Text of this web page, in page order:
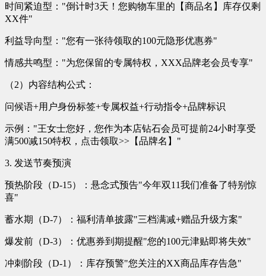
时间紧迫型："倒计时3天！您购物车里的【商品名】库存仅剩
XX件"
利益导向型："您有一张待领取的100元隐形优惠券"
情感共鸣型："为您保留的专属特权，XXX品牌老会员专享"
（2）内容结构公式：
问候语+用户身份标签+专属权益+行动指令+品牌标识
示例："王女士您好，您作为本店钻石会员可提前24小时享受
满500减150特权，点击领取>>【品牌名】"
3. 发送节奏预演
预热阶段（D-15）：悬念式预告"今年双11我们准备了特别惊
喜"
蓄水期（D-7）：福利清单披露"三档满减+赠品升级方案"
爆发前（D-3）：优惠券到期提醒"您的100元津贴即将失效"
冲刺阶段（D-1）：库存预警"您关注的XX商品库存告急"